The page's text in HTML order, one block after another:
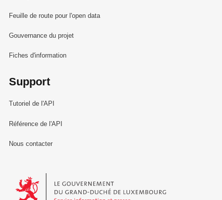
Feuille de route pour l'open data
Gouvernance du projet
Fiches d'information
Support
Tutoriel de l'API
Référence de l'API
Nous contacter
Le Gouvernement du Grand-Duché de Luxembourg - Service